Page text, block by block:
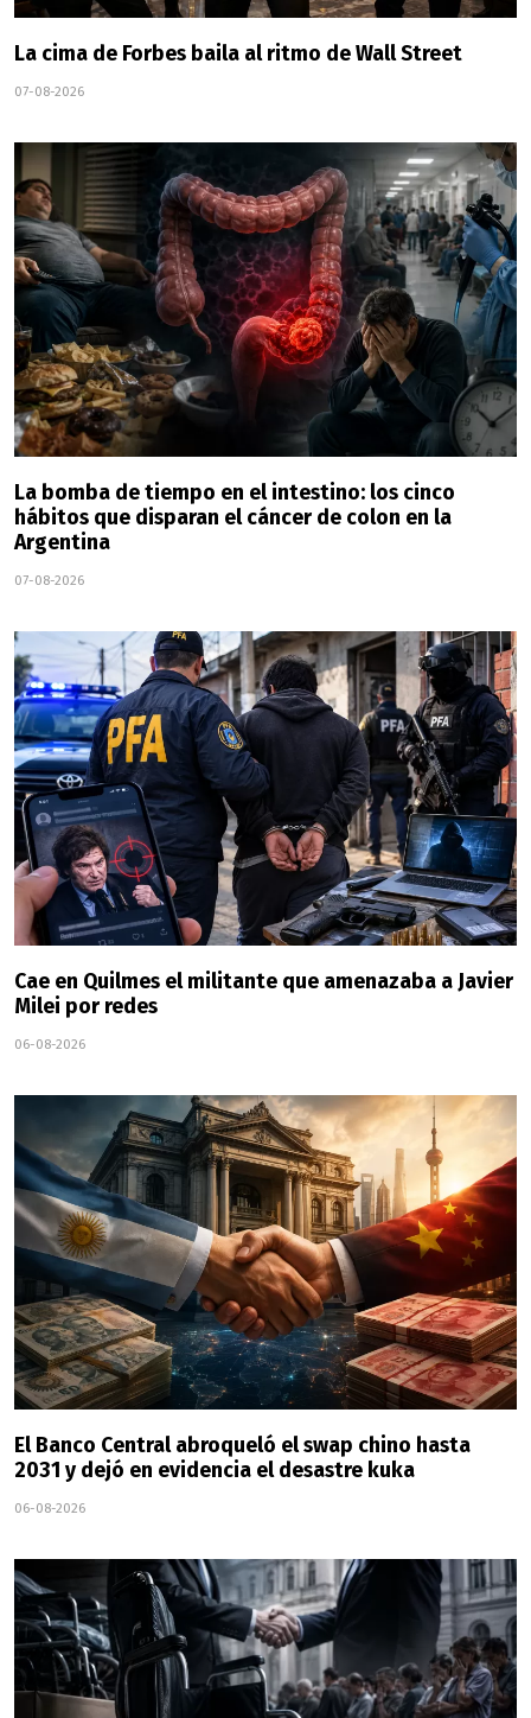
La cima de Forbes baila al ritmo de Wall Street
07-08-2026
La bomba de tiempo en el intestino: los cinco
hábitos que disparan el cáncer de colon en la
Argentina
07-08-2026
Cae en Quilmes el militante que amenazaba a Javier
Milei por redes
06-08-2026
El Banco Central abroqueló el swap chino hasta
2031 y dejó en evidencia el desastre kuka
06-08-2026